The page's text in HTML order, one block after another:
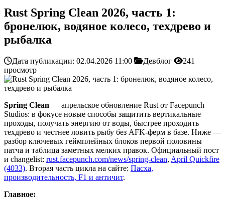
Rust Spring Clean 2026, часть 1:
бронелюк, водяное колесо, техдрево и
рыбалка
Дата публикации: 02.04.2026 11:00 Девблог
241
просмотр
Spring Clean — апрельское обновление Rust от Facepunch
Studios: в фокусе новые способы защитить вертикальные
проходы, получать энергию от воды, быстрее проходить
техдрево и честнее ловить рыбу без AFK-ферм в базе. Ниже —
разбор ключевых геймплейных блоков первой половины
патча и таблица заметных мелких правок. Официальный пост
и changelist: rust.facepunch.com/news/spring-clean, April Quickfire
(4033). Вторая часть цикла на сайте: Пасха,
производительность, F1 и античит.
Главное: